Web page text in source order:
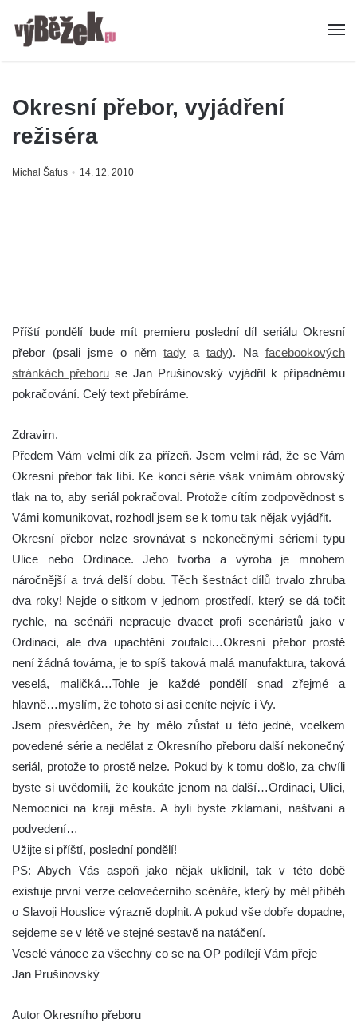
Okresní přebor, vyjádření
režiséra
Michal Šafus 14. 12. 2010
Příští pondělí bude mít premieru poslední díl seriálu Okresní
přebor (psali jsme o němtady atady). Nafacebookových
stránkách přeboru se Jan Prušinovský vyjádřil k případnému
pokračování. Celý text přebíráme.
Zdravim.
Předem Vám velmi dík za přízeň. Jsem velmi rád, že se Vám
Okresní přebor tak líbí. Ke konci série však vnímám obrovský
tlak na to, aby seriál pokračoval. Protože cítím zodpovědnost s
Vámi komunikovat, rozhodl jsem se k tomu tak nějak vyjádřit.
Okresní přebor nelze srovnávat s nekonečnými sériemi typu
Ulice nebo Ordinace. Jeho tvorba a výroba je mnohem
náročnější a trvá delší dobu. Těch šestnáct dílů trvalo zhruba
dva roky! Nejde o sitkom v jednom prostředí, který se dá točit
rychle, na scénáři nepracuje dvacet profi scenáristů jako v
Ordinaci, ale dva upachtění zoufalci…Okresní přebor prostě
není žádná továrna, je to spíš taková malá manufaktura, taková
veselá, maličká…Tohle je každé pondělí snad zřejmé a
hlavně…myslím, že tohoto si asi ceníte nejvíc i Vy.
Jsem přesvědčen, že by mělo zůstat u této jedné, vcelkem
povedené série a nedělat z Okresního přeboru další nekonečný
seriál, protože to prostě nelze. Pokud by k tomu došlo, za chvíli
byste si uvědomili, že koukáte jenom na další…Ordinaci, Ulici,
Nemocnici na kraji města. A byli byste zklamaní, naštvaní a
podvedení…
Užijte si příští, poslední pondělí!
PS: Abych Vás aspoň jako nějak uklidnil, tak v této době
existuje první verze celovečerního scénáře, který by měl příběh
o Slavoji Houslice výrazně doplnit. A pokud vše dobře dopadne,
sejdeme se v létě ve stejné sestavě na natáčení.
Veselé vánoce za všechny co se na OP podílejí Vám přeje –
Jan Prušinovský
Autor Okresního přeboru